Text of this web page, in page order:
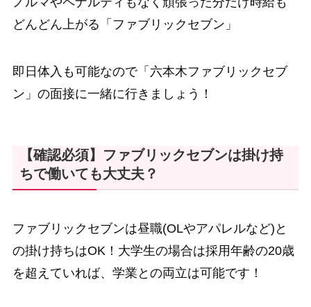
どんどん上がる「ファブリックセブン」
即日体入も可能なので「六本木ファブリックセブ
ン」の面接に一緒に行きましょう！
【確認必須】ファブリックセブンは掛け持
ちで働いても大丈夫？
ファブリックセブンは昼職(OLやアパレルなど)と
の掛け持ちはOK！大学生の場合は採用年齢の20歳
を超えていれば、学業との両立は可能です！